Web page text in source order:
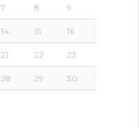
7 8 9
14 15 16
21 22 23
28 29 30